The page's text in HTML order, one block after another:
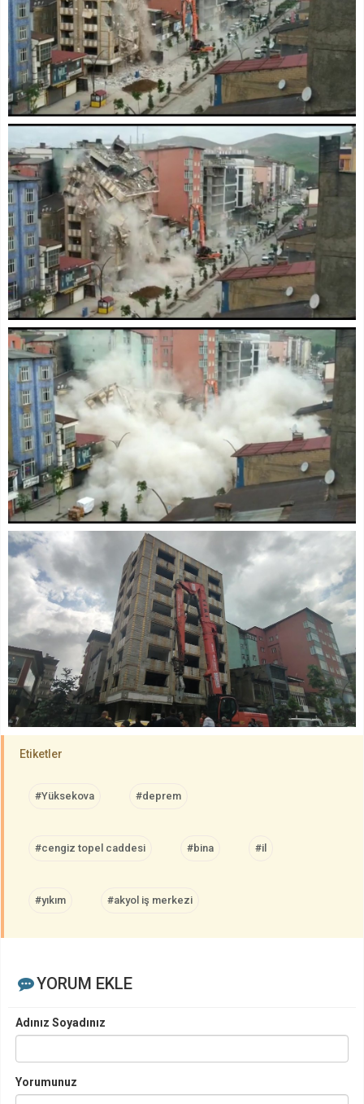
Etiketler
#Yüksekova #deprem
#cengiz topel caddesi #bina #il
#yıkım #akyol iş merkezi
YORUM EKLE
Adınız Soyadınız
Yorumunuz